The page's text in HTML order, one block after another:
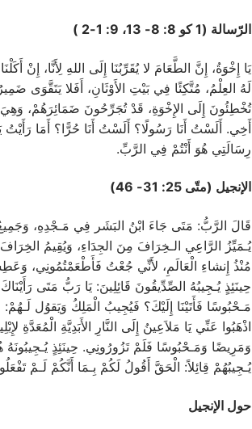
الرّسالة (1 كو 8: 8- 13، 9: 1-2 )
يَا إِخْوَةُ، إِنَّ الطَّعَامَ لا يُقَرِّبُنَا إِلَى اللهِ لِأَنَّا،
لَهُ العِلْمُ، مُتَّكِئًا فِي بَيْتِ الأَوْثَانِ، أَفَلا يَتَقَّوَى
تُخْطِئُونَ إِلَى الإِخْوَةِ، قَدْ تُجَرِّحُونَ ضَمَائِرَهُمْ، وَهِيَ
أَخِي. أَلَسْتُ أَنَا رَسُولًا؟ أَلَسْتُ أَنَا حُرًّا؟ أَمَا
رِسَالَتِي هُوَ أَنْتُمْ فِي الرَّبِّ.
الإنجيل (متّى 25: 31- 46)
قَالَ الرَّبُّ: مَتَى جَاءَ ابْنُ البَشَر فِي مَـجْدِهِ،
يُـمَيِّزُ الرَّاعِي الـخِرَافَ مِنَ الجِدَاءِ، وَيُقِيمُ
مُنْذُ إِنشاءِ الْعَالَمِ، لأَنِّي جُعْتُ فَأَطْعَمْتُمُونِي،
حِينَئِذٍ يُـجِيبُهُ الصِّدِّيقُونَ قَائِلِينَ: يَا رَبُّ مَتَى
مَـحْبُوسًا فَأَتَيْنَا إِلَيْكَ؟ فَيُجِيبُ الْمَلِكُ وَيَقوُل
اذْهَبُوا عَنِّي يَا مَلاَعِينُ إِلَى النَّارِ الأَبَدِيَّةِ
وَمَرِيضًا وَمَـحْبُوسًا فَلَمْ تَزُورُونِي. حِينَئِذٍ
يُـجِيبُهُمْ قِائِلاً: الْحَقَّ أَقُولُ لَكُمْ بِـمَا أَنَّكُمْ لَـمْ
حول الإنجيل